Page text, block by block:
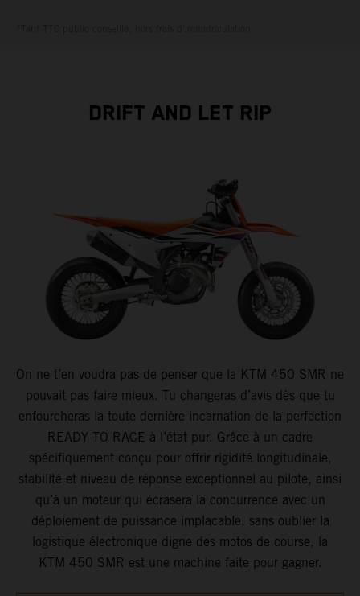
DRIFT AND LET RIP
On ne t’en voudra pas de penser que la KTM 450 SMR ne
pouvait pas faire mieux. Tu changeras d’avis dès que tu
enfourcheras la toute dernière incarnation de la perfection
READY TO RACE à l’état pur. Grâce à un cadre
spécifiquement conçu pour offrir rigidité longitudinale,
stabilité et niveau de réponse exceptionnel au pilote, ainsi
qu’à un moteur qui écrasera la concurrence avec un
déploiement de puissance implacable, sans oublier la
logistique électronique digne des motos de course, la
KTM 450 SMR est une machine faite pour gagner.